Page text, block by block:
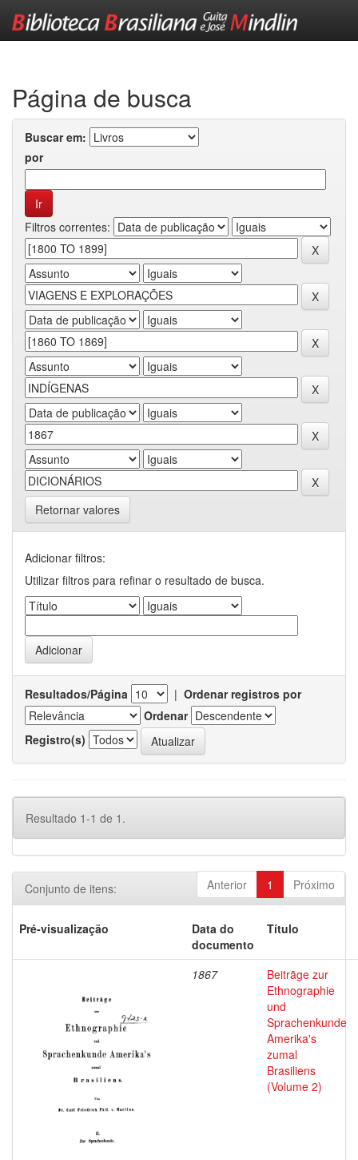
Página de busca
Buscar em:
por
Filtros correntes:
Retornar valores
Adicionar filtros:
Utilizar filtros para refinar o resultado de busca.
Resultados/Página | Ordenar registros por
Ordenar
Registro(s)
Resultado 1-1 de 1.
Anterior 1 Próximo
Conjunto de itens:
Pré-visualização
Data do
documento
Título
1867
Beitrãge zur
Ethnographie
und
Sprachenkunde
Amerika's
zumal
Brasiliens
(Volume 2)